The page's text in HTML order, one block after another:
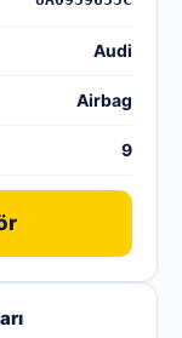
Audi
Airbag
9